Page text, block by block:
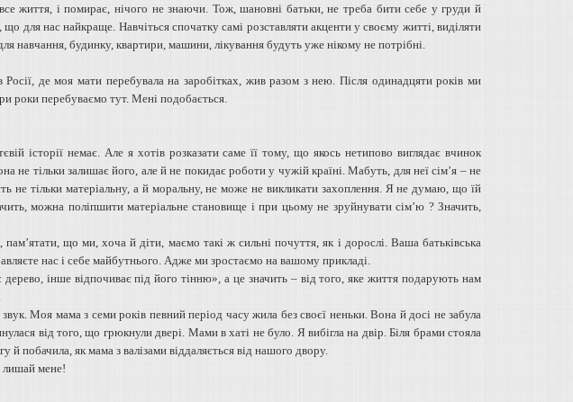
життя, і помирає, нічого не знаючи. Тож, шановні батьки, не треба бити себе у груди й
для нас найкраще. Навчіться спочатку самі розставляти акценти у своєму житті, виділяти
навчання, будинку, квартири, машини, лікування будуть уже нікому не потрібні.
де моя мати перебувала на заробітках, жив разом з нею. Після одинадцяти років ми
роки перебуваємо тут. Мені подобається.
історії немає. Але я хотів розказати саме її тому, що якось нетипово виглядає вчинок
не тільки залишає його, але й не покидає роботи у чужій країні. Мабуть, для неї сім’я – не
не тільки матеріальну, а й моральну, не може не викликати захоплення. Я не думаю, що їй
можна поліпшити матеріальне становище і при цьому не зруйнувати сім’ю ? Значить,
що ми, хоча й діти, маємо такі ж сильні почуття, як і дорослі. Ваша батьківська
нас і себе майбутнього. Адже ми зростаємо на вашому прикладі.
інше відпочиває під його тінню», а це значить – від того, яке життя подарують нам
Моя мама з семи років певний період часу жила без своєї неньки. Вона й досі не забула
від того, що грюкнули двері. Мами в хаті не було. Я вибігла на двір. Біля брами стояла
й побачила, як мама з валізами віддаляється від нашого двору.
мене!